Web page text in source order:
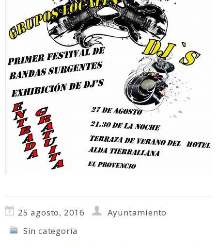
25 agosto, 2016
Ayuntamiento
Sin categoría